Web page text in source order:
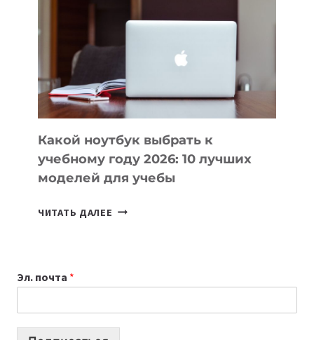
ПОМОГАЮТ
СОЗДАВАТЬ
БЕЗ
СЛОЖНОГО
КОДА
Какой ноутбук выбрать к
учебному году 2026: 10 лучших
моделей для учебы
ЧИТАТЬ ДАЛЕЕ КАКОЙ
2026:
10
Эл. почта *